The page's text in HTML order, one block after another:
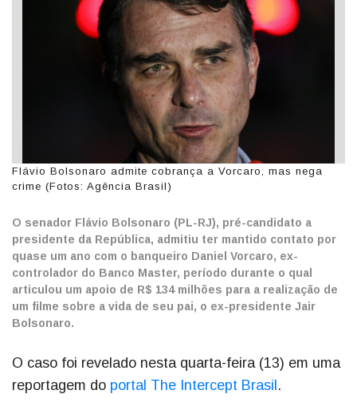
Flávio Bolsonaro admite cobrança a Vorcaro, mas nega
crime (Fotos: Agência Brasil)
O senador Flávio Bolsonaro (PL-RJ), pré-candidato a
presidente da República, admitiu ter mantido contato por
quase um ano com o banqueiro Daniel Vorcaro, ex-
controlador do Banco Master, período durante o qual
articulou um apoio de R$ 134 milhões para a realização de
um filme sobre a vida de seu pai, o ex-presidente Jair
Bolsonaro.
O caso foi revelado nesta quarta-feira (13) em uma
reportagem do portal The Intercept Brasil .